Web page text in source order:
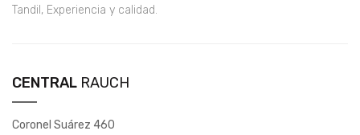
Tandil, Experiencia y calidad.
CENTRAL RAUCH
Coronel Suárez 460